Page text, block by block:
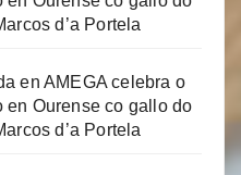
d’a Portela
enAMEGA celebra o
en Ourense co gallo do
d’a Portela